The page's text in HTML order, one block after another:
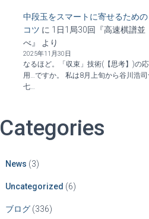
中段玉をスマートに寄せるための
コツ に 1日1局30回『高速棋譜並
べ』
より
2025年11月30日
なるほど。「収束」技術(【思考】)の応
用…ですか。 私は8月上旬から谷川浩司
七…
Categories
News (3)
Uncategorized (6)
ブログ(336)